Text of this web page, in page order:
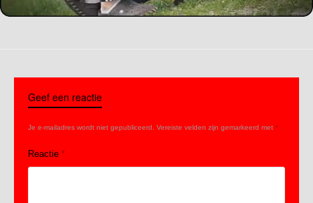
Geef een reactie
Je e-mailadres wordt niet gepubliceerd. Vereiste velden zijn gemarkeerd met *
Reactie *